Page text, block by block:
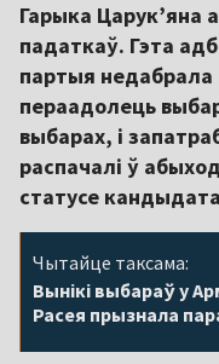
Гарыка Царук’яна
падаткаў. Гэта
партыя
пераадолець
выбарах, і
распачалі ў
статусе
Чытайце таксама:
Вынікі выбараў у
Расея прызнала